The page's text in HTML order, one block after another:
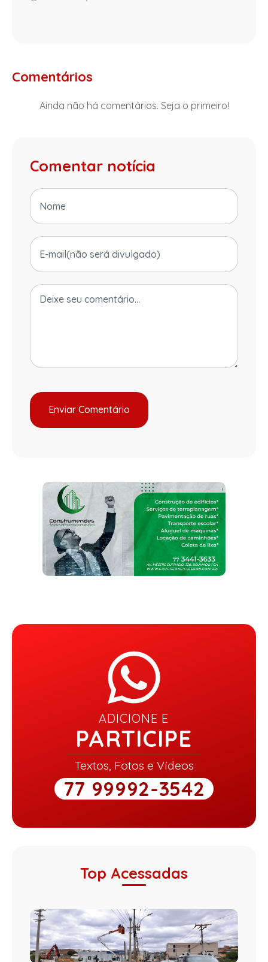
Comentários
Ainda não há comentários. Seja o primeiro!
Comentar notícia
ADICIONE E
PARTICIPE
Textos, Fotos e Vídeos
77 99992-3542
Top Acessadas